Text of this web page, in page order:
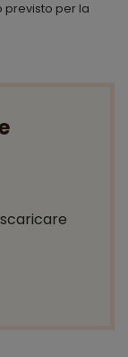
previsto per la